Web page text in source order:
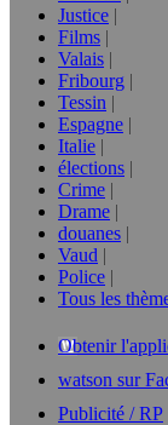
Justice
Films
Valais
Fribourg
Tessin
Espagne
Italie
élections
Crime
Drame
douanes
Vaud
Police
Tous les
Obtenir
watson sur
Publicité / RP